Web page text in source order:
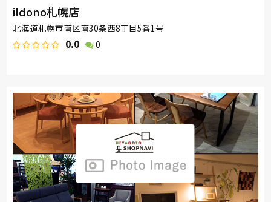
ildono札幌店
北海道札幌市南区南30条西8丁目5番1号
0.0 0